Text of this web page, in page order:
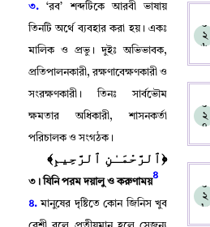
৩. ‘রব’ শব্দটিকে আরবী ভাষায়
তিনটি অর্থে ব্যবহার করা হয়।একঃ
মালিক ও প্রভু । দুইঃ অভিভাবক,
প্রতিপালনকারী,রক্ষণাবেক্ষণকারী ও
সংরক্ষণকারী । তিনঃ সার্বভৌম
ক্ষমতার অধিকারী,শাসনকর্তা
পরিচালক ও সংগঠক।
﴿ٱلرَّحْمَـٰنِ ٱلرَّحِيمِ﴾
৩ ।যিনি পরম দয়ালু ও করুণাময়
৪
৪. মানুষের দৃষ্টিতে কোন জিনিস খুব
০
২
৬
০
২
৭
০
২
৮